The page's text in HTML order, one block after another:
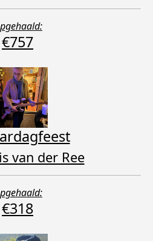
€757
van der Ree
€318